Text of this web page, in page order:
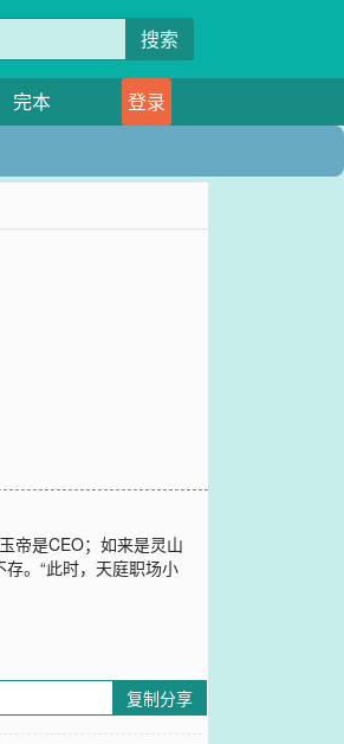
搜索
完本
登录
帝是CEO；如来是灵山
。“此时，天庭职场小
复制分享